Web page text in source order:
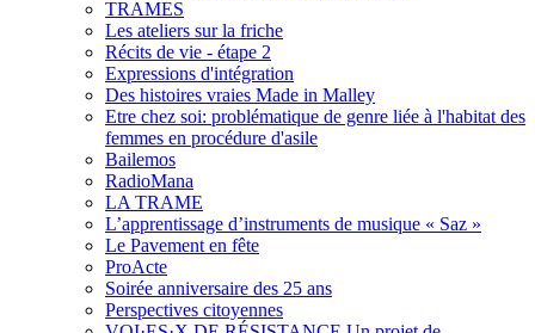
TRAMES
Les ateliers sur la friche
Récits de vie - étape 2
Expressions d'intégration
Des histoires vraies Made in Malley
Etre chez soi: problématique de genre liée à l'habitat des
femmes en procédure d'asile
Bailemos
RadioMana
LA TRAME
L’apprentissage d’instruments de musique « Saz »
Le Pavement en fête
ProActe
Soirée anniversaire des 25 ans
Perspectives citoyennes